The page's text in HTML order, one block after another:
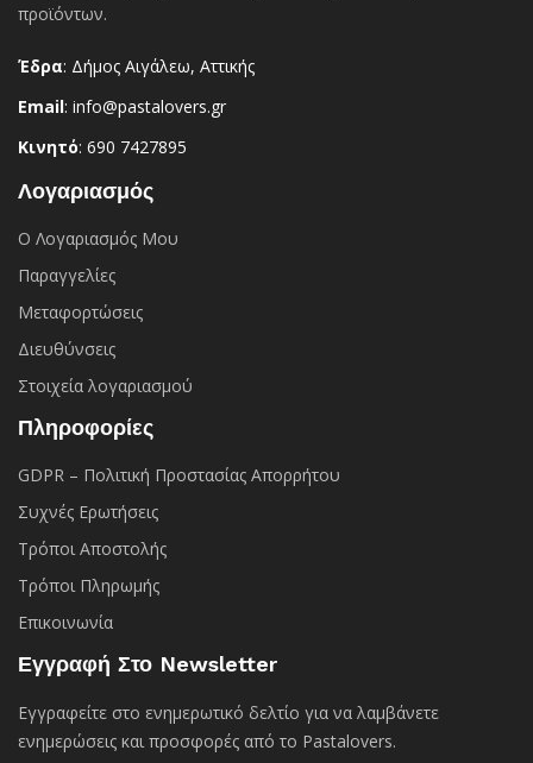
προϊόντων.
Έδρα: Δήμος Αιγάλεω, Αττικής
Email: info@pastalovers.gr
Κινητό: 690 7427895
Λογαριασμός
Ο Λογαριασμός Μου
Παραγγελίες
Μεταφορτώσεις
Διευθύνσεις
Στοιχεία λογαριασμού
Πληροφορίες
GDPR – Πολιτική Προστασίας Απορρήτου
Συχνές Eρωτήσεις
Τρόποι Αποστολής
Τρόποι Πληρωμής
Επικοινωνία
Εγγραφή Στο Newsletter
Εγγραφείτε στο ενημερωτικό δελτίο για να λαμβάνετε
ενημερώσεις και προσφορές από το Pastalovers.